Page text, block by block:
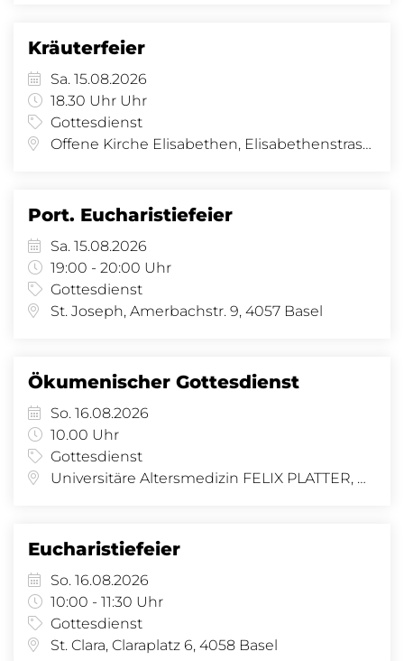
Kräuterfeier
Sa. 15.08.2026
18.30 Uhr Uhr
Gottesdienst
Offene Kirche Elisabethen, Elisabethenstrasse 14, Basel
Port. Eucharistiefeier
Sa. 15.08.2026
19:00 - 20:00 Uhr
Gottesdienst
St. Joseph, Amerbachstr. 9, 4057 Basel
Ökumenischer Gottesdienst
So. 16.08.2026
10.00 Uhr
Gottesdienst
Universitäre Altersmedizin FELIX PLATTER, Burgfelderstrasse 101, 4002 Basel
Eucharistiefeier
So. 16.08.2026
10:00 - 11:30 Uhr
Gottesdienst
St. Clara, Claraplatz 6, 4058 Basel